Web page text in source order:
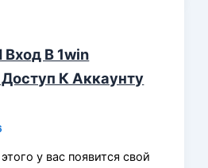
Вход В 1win
К Аккаунту
у вас появится свой